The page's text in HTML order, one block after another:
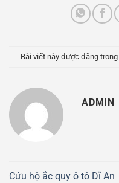
Bài viết này được đăng trong
ADMIN
Cứu hộ ắc quy ô tô Dĩ An